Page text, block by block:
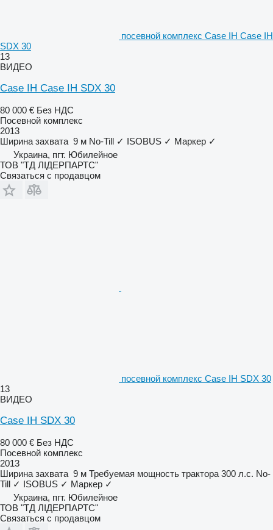
посевной комплекс Case IH Case IH
SDX 30
13
ВИДЕО
Case IH Case IH SDX 30
80 000 € Без НДС
Посевной комплекс
2013
Ширина захвата 9 м No-Till ✓ ISOBUS ✓ Маркер ✓
Украина, пгт. Юбилейное
ТОВ "ТД ЛІДЕРПАРТС"
Связаться с продавцом
посевной комплекс Case IH SDX 30
13
ВИДЕО
Case IH SDX 30
80 000 € Без НДС
Посевной комплекс
2013
Ширина захвата 9 м Требуемая мощность трактора 300 л.с. No-
Till ✓ ISOBUS ✓ Маркер ✓
Украина, пгт. Юбилейное
ТОВ "ТД ЛІДЕРПАРТС"
Связаться с продавцом